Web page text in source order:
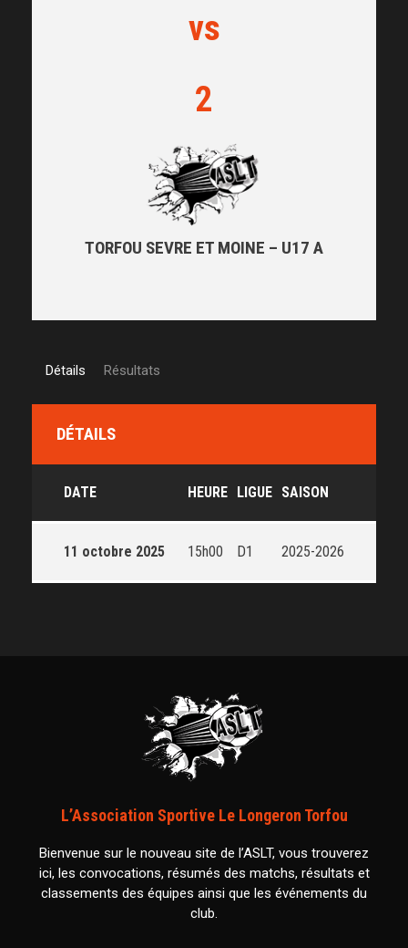
vs
2
TORFOU SEVRE ET MOINE – U17 A
Détails Résultats
DÉTAILS
DATE HEURE LIGUE SAISON
11 octobre 2025 15h00 D1 2025-2026
L’Association Sportive Le Longeron Torfou
Bienvenue sur le nouveau site de l’ASLT, vous trouverez
ici, les convocations, résumés des matchs, résultats et
classements des équipes ainsi que les événements du
club.